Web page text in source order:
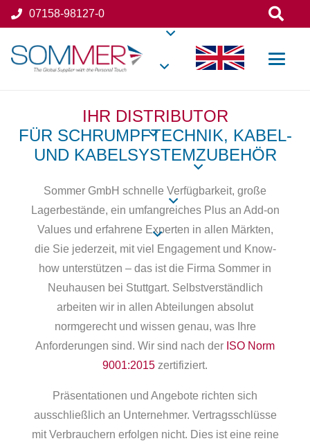
07158-98127-0
IHR DISTRIBUTOR
FÜR SCHRUMPFTECHNIK, KABEL-
UND KABELSYSTEMZUBEHÖR
Sommer GmbH schnelle Verfügbarkeit, große
Lagerbestände, ein umfangreiches Plus an Add-on
Values und erfahrene Experten in allen Märkten,
die Sie jederzeit, mit viel Engagement und Know-
how unterstützen – das ist die Firma Sommer in
Neuhausen bei Stuttgart. Selbstverständlich
arbeiten wir in allen Abteilungen absolut
normgerecht und wissen genau, was Ihre
Anforderungen sind. Wir sind nach der ISO Norm
9001:2015 zertifiziert.
Präsentationen und Angebote richten sich
ausschließlich an Unternehmer. Vertragsschlüsse
mit Verbrauchern erfolgen nicht. Dies ist eine reine